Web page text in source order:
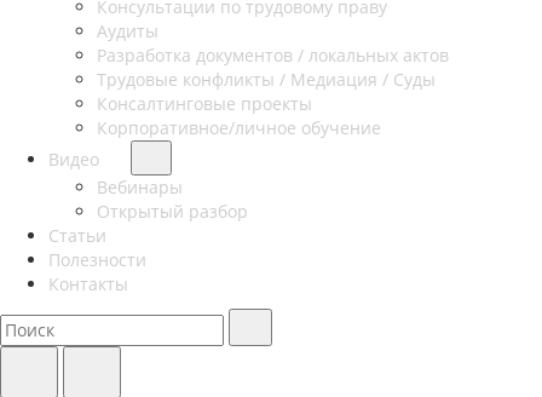
Консультации по трудовому праву
Аудиты
Разработка документов / локальных актов
Трудовые конфликты / Медиация / Суды
Консалтинговые проекты
Корпоративное/личное обучение
Видео
Вебинары
Открытый разбор
Статьи
Полезности
Контакты